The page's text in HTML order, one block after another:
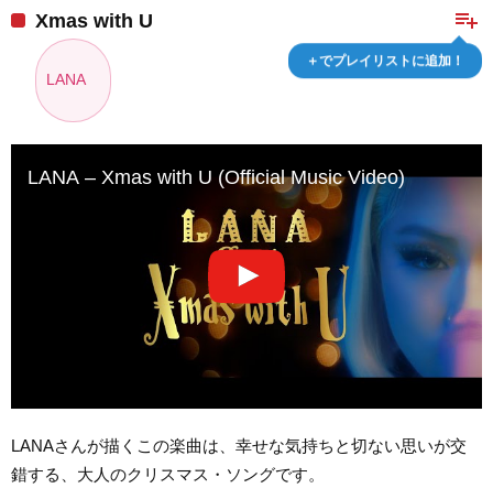
playlist_add
＋でプレイリストに追加！
Xmas with U
LANA
LANA – Xmas with U (Official Music Video)
LANAさんが描くこの楽曲は、幸せな気持ちと切ない思いが交
錯する、大人のクリスマス・ソングです。